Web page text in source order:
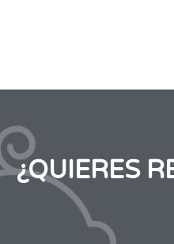
¿QUIERES